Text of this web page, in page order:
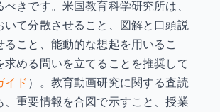
きです。米国教育科学研究所は、
いて分散させること、図解と口頭説
ること、能動的な想起を用いるこ
求める問いを立てることを推奨して
イド）。教育動画研究に関する査読
、重要情報を合図で示すこと、授業